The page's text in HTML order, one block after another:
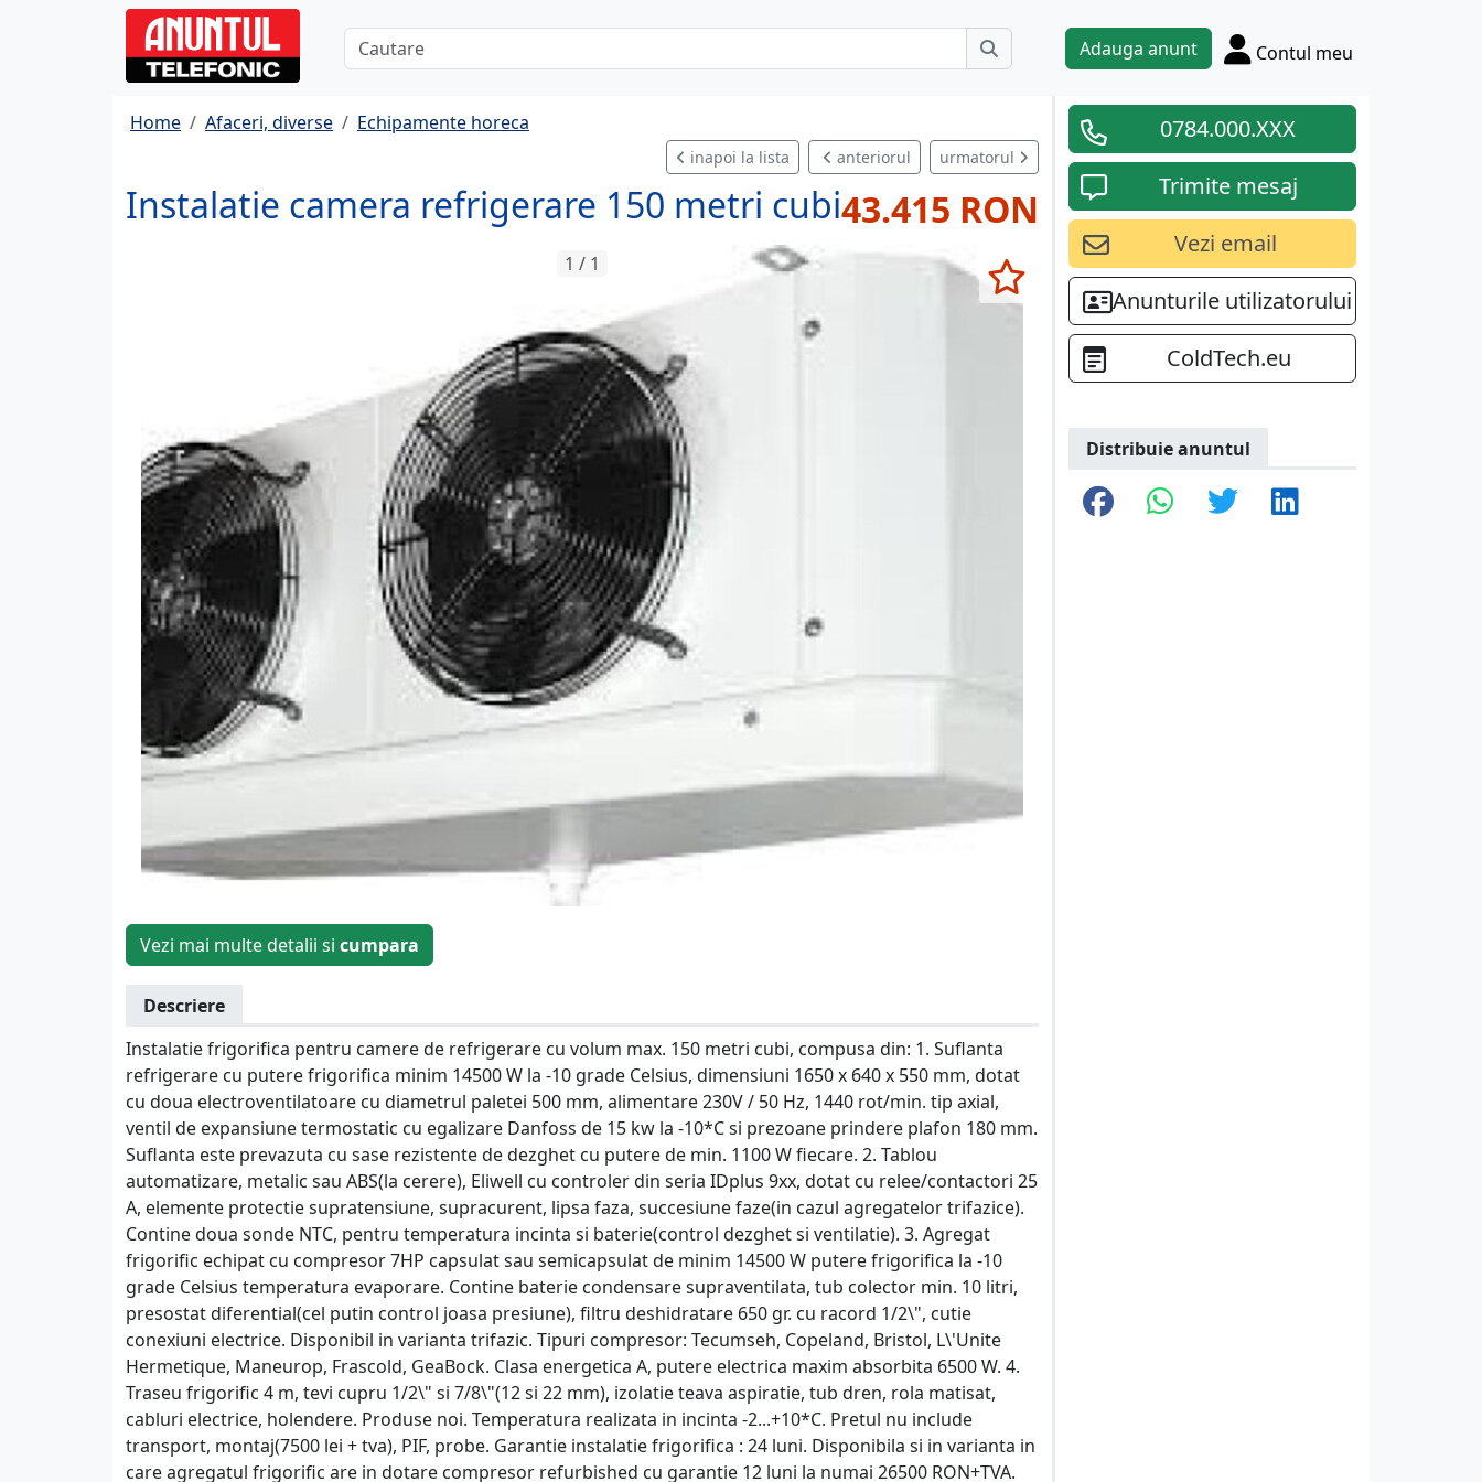
Adauga anunt Contul meu
Home Afaceri, diverse Echipamente horeca
inapoi la lista anteriorul urmatorul
Instalatie camera refrigerare 150 metri cubi43.415 RON
1 / 1
Vezi mai multe detalii si cumpara
Descriere
Instalatie frigorifica pentru camere de refrigerare cu volum max. 150 metri cubi, compusa din: 1. Suflanta
refrigerare cu putere frigorifica minim 14500 W la -10 grade Celsius, dimensiuni 1650 x 640 x 550 mm, dotat
cu doua electroventilatoare cu diametrul paletei 500 mm, alimentare 230V / 50 Hz, 1440 rot/min. tip axial,
ventil de expansiune termostatic cu egalizare Danfoss de 15 kw la -10*C si prezoane prindere plafon 180 mm.
Suflanta este prevazuta cu sase rezistente de dezghet cu putere de min. 1100 W fiecare. 2. Tablou
automatizare, metalic sau ABS(la cerere), Eliwell cu controler din seria IDplus 9xx, dotat cu relee/contactori 25
A, elemente protectie supratensiune, supracurent, lipsa faza, succesiune faze(in cazul agregatelor trifazice).
Contine doua sonde NTC, pentru temperatura incinta si baterie(control dezghet si ventilatie). 3. Agregat
frigorific echipat cu compresor 7HP capsulat sau semicapsulat de minim 14500 W putere frigorifica la -10
grade Celsius temperatura evaporare. Contine baterie condensare supraventilata, tub colector min. 10 litri,
presostat diferential(cel putin control joasa presiune), filtru deshidratare 650 gr. cu racord 1/2\", cutie
conexiuni electrice. Disponibil in varianta trifazic. Tipuri compresor: Tecumseh, Copeland, Bristol, L\'Unite
Hermetique, Maneurop, Frascold, GeaBock. Clasa energetica A, putere electrica maxim absorbita 6500 W. 4.
Traseu frigorific 4 m, tevi cupru 1/2\" si 7/8\"(12 si 22 mm), izolatie teava aspiratie, tub dren, rola matisat,
cabluri electrice, holendere. Produse noi. Temperatura realizata in incinta -2...+10*C. Pretul nu include
transport, montaj(7500 lei + tva), PIF, probe. Garantie instalatie frigorifica : 24 luni. Disponibila si in varianta in
care agregatul frigorific are in dotare compresor refurbished cu garantie 12 luni la numai 26500 RON+TVA.
0784.000.XXX
Trimite mesaj
Vezi email
Anunturile utilizatorului
ColdTech.eu
Distribuie anuntul